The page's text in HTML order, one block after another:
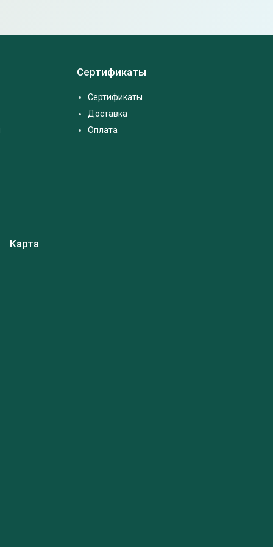
Сертификаты
Сертификаты
Доставка
Оплата
Карта